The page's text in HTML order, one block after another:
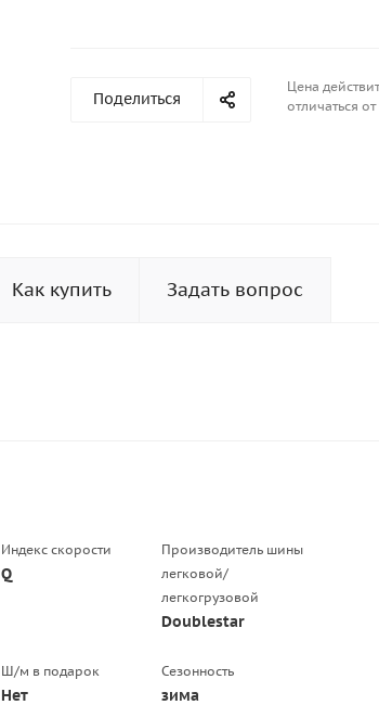
Поделиться
Цена
отличаться
Как купить Задать вопрос
Индекс скорости
Q
Производитель шины
легковой/
легкогрузовой
Doublestar
Ш/м в подарок
Нет
Сезонность
зима